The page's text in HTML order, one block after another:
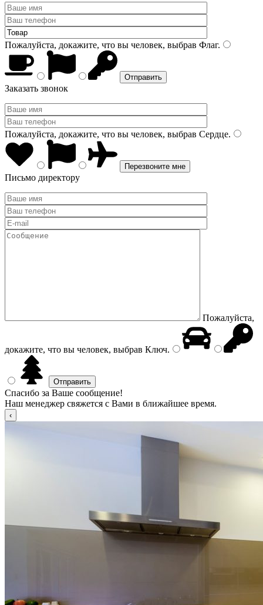
Пожалуйста, докажите, что вы человек, выбрав Флаг.
Заказать звонок
Пожалуйста, докажите, что вы человек, выбрав Сердце.
Письмо директору
Пожалуйста,
докажите, что вы человек, выбрав Ключ.
Спасибо за Ваше сообщение!
Наш менеджер свяжется с Вами в ближайшее время.